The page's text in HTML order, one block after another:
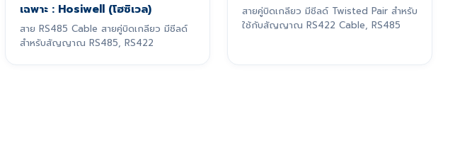
เฉพาะ : Hosiwell (โฮซิเวล)
สาย RS485 Cable สายคู่บิดเกลียว มีชีลด์
สำหรับสัญญาณ RS485, RS422
สายคู่บิดเกลียว มีชีลด์ Twisted Pair สำหรับ
ใช้กับสัญญาณ RS422 Cable, RS485